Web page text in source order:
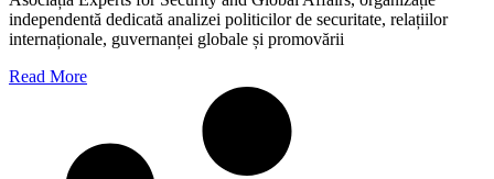
independentă dedicată analizei politicilor de securitate, relațiilor
internaționale, guvernanței globale și promovării
Read More